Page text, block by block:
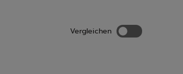
Vergleichen Vergleichen